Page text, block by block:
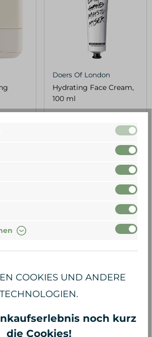
Doers Of London
Hydrating Face Cream,
100 ml
Madara
COOKIES UND ANDERE
TECHNOLOGIEN.
noch kurz
die Cookies!